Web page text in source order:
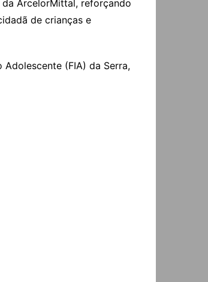
da ArcelorMittal, reforçando
de crianças e
(FIA) da Serra,